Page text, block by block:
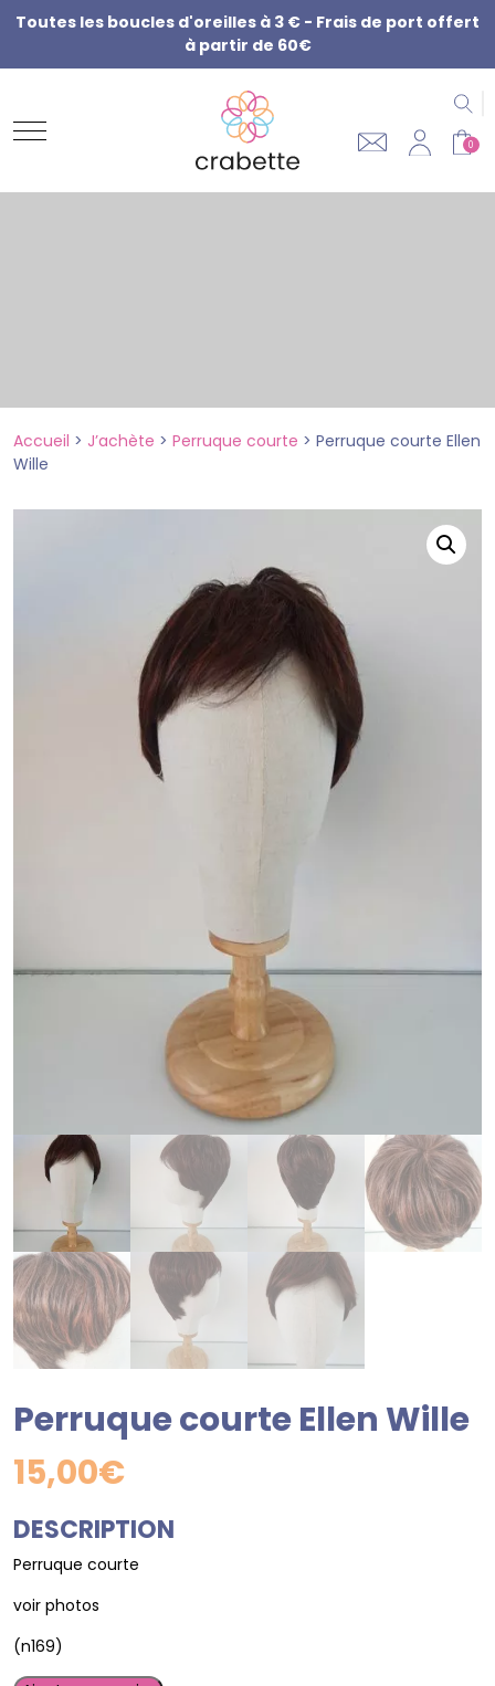
Toutes les boucles d'oreilles à 3 € - Frais de port offert
à partir de 60€
0
Accueil > J’achète > Perruque courte > Perruque courte Ellen
Wille
Perruque courte Ellen Wille
15,00€
DESCRIPTION
Perruque courte
voir photos
(n169)